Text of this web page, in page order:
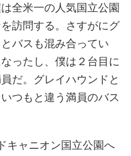
全米一の人気国立公園
訪問する。さすがにグ
バスも混み合ってい
ったし、僕は２台目に
だ。グレイハウンドと
つもと違う満員のバス
キャニオン国立公園へ